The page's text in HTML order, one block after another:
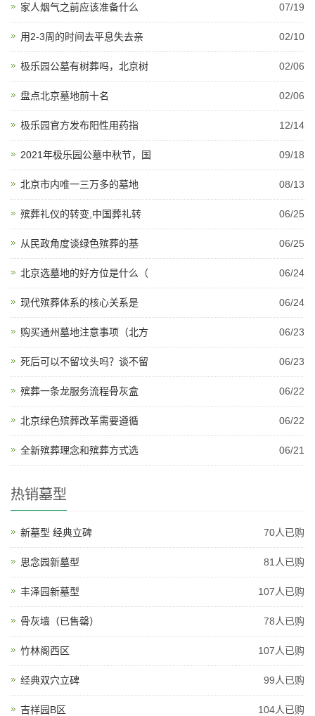
家人烟气之前应该准备什么 07/19
用2-3周的时间去平息失去亲 02/10
极乐园公墓有树葬吗，北京树 02/06
盘点北京墓地前十名 02/06
极乐园官方发布阳性用药指 12/14
2021年极乐园公墓中秋节，国 09/18
北京市内唯一三万多的墓地 08/13
殡葬礼仪的转变,中国葬礼转 06/25
从民政角度谈绿色殡葬的基 06/25
北京选墓地的好方位是什么（ 06/24
现代殡葬体系的核心关系是 06/24
购买通州墓地注意事项（北方 06/23
死后可以不留坟头吗？谈不留 06/23
殡葬一条龙服务流程骨灰盒 06/22
北京绿色殡葬改革需要遵循 06/22
全新殡葬理念和殡葬方式选 06/21
热销墓型
新墓型 经典立碑 70人已购
思念园新墓型 81人已购
丰泽园新墓型 107人已购
骨灰墙（已售罄） 78人已购
竹林阁西区 107人已购
经典双穴立碑 99人已购
吉祥园B区 104人已购